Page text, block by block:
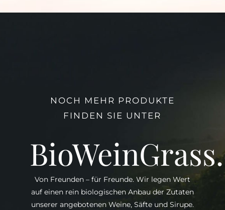
NOCH MEHR PRODUKTE
FINDEN SIE UNTER
Von Freunden – für Freunde. Wir legen Wert
auf einen rein biologischen Anbau der Zutaten
unserer angebotenen Weine, Säfte und Sirupe.